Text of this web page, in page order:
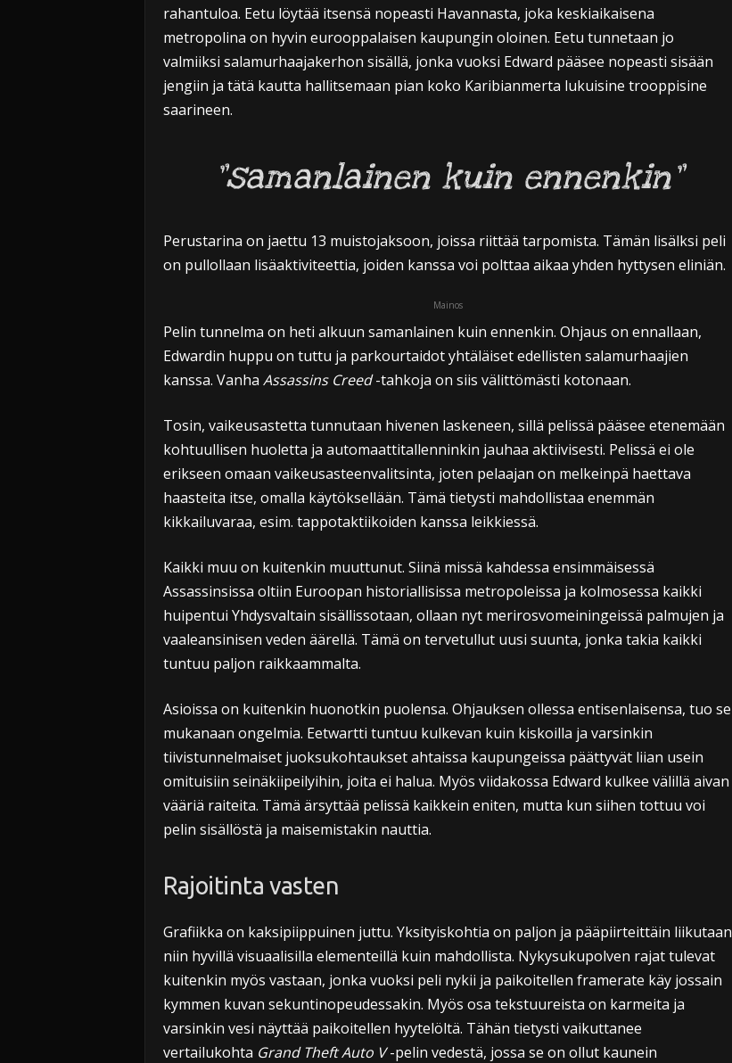
rahantuloa. Eetu löytää itsensä nopeasti Havannasta, joka keskiaikaisena
metropolina on hyvin eurooppalaisen kaupungin oloinen. Eetu tunnetaan jo
valmiiksi salamurhaajakerhon sisällä, jonka vuoksi Edward pääsee nopeasti sisään
jengiin ja tätä kautta hallitsemaan pian koko Karibianmerta lukuisine trooppisine
saarineen.
”samanlainen kuin ennenkin”
Perustarina on jaettu 13 muistojaksoon, joissa riittää tarpomista. Tämän lisälksi peli
on pullollaan lisäaktiviteettia, joiden kanssa voi polttaa aikaa yhden hyttysen eliniän.
Mainos
Pelin tunnelma on heti alkuun samanlainen kuin ennenkin. Ohjaus on ennallaan,
Edwardin huppu on tuttu ja parkourtaidot yhtäläiset edellisten salamurhaajien
kanssa. Vanha Assassins Creed-tahkoja on siis välittömästi kotonaan.
Tosin, vaikeusastetta tunnutaan hivenen laskeneen, sillä pelissä pääsee etenemään
kohtuullisen huoletta ja automaattitallenninkin jauhaa aktiivisesti. Pelissä ei ole
erikseen omaan vaikeusasteenvalitsinta, joten pelaajan on melkeinpä haettava
haasteita itse, omalla käytöksellään. Tämä tietysti mahdollistaa enemmän
kikkailuvaraa, esim. tappotaktiikoiden kanssa leikkiessä.
Kaikki muu on kuitenkin muuttunut. Siinä missä kahdessa ensimmäisessä
Assassinsissa oltiin Euroopan historiallisissa metropoleissa ja kolmosessa kaikki
huipentui Yhdysvaltain sisällissotaan, ollaan nyt merirosvomeiningeissä palmujen ja
vaaleansinisen veden äärellä. Tämä on tervetullut uusi suunta, jonka takia kaikki
tuntuu paljon raikkaammalta.
Asioissa on kuitenkin huonotkin puolensa. Ohjauksen ollessa entisenlaisensa, tuo se
mukanaan ongelmia. Eetwartti tuntuu kulkevan kuin kiskoilla ja varsinkin
tiivistunnelmaiset juoksukohtaukset ahtaissa kaupungeissa päättyvät liian usein
omituisiin seinäkiipeilyihin, joita ei halua. Myös viidakossa Edward kulkee välillä aivan
vääriä raiteita. Tämä ärsyttää pelissä kaikkein eniten, mutta kun siihen tottuu voi
pelin sisällöstä ja maisemistakin nauttia.
Rajoitinta vasten
Grafiikka on kaksipiippuinen juttu. Yksityiskohtia on paljon ja pääpiirteittäin liikutaan
niin hyvillä visuaalisilla elementeillä kuin mahdollista. Nykysukupolven rajat tulevat
kuitenkin myös vastaan, jonka vuoksi peli nykii ja paikoitellen framerate käy jossain
kymmen kuvan sekuntinopeudessakin. Myös osa tekstuureista on karmeita ja
varsinkin vesi näyttää paikoitellen hyytelöltä. Tähän tietysti vaikuttanee
vertailukohta Grand Theft Auto V-pelin vedestä, jossa se on ollut kaunein